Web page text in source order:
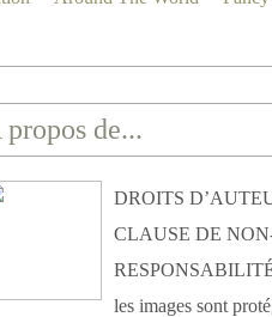
propos de...
DROITS
CLAUSE DE
les images sont